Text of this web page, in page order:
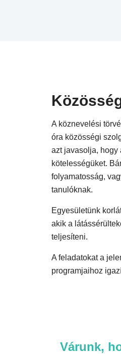
A köznevelési
óra közösségi
azt javasolja, hogy
kötelességüket.
folyamatosság,
tanulóknak.
Egyesületünk
akik a
teljesíteni.
A feladatokat a
programjaihoz
Várunk,